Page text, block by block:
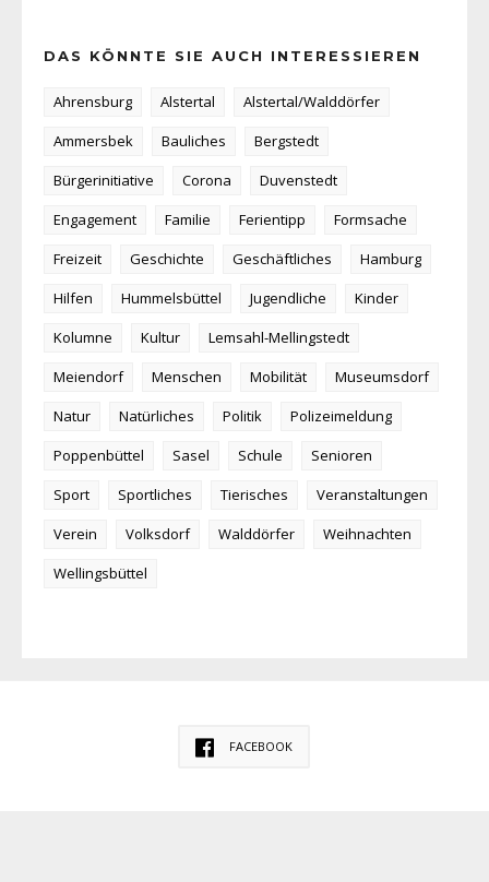
DAS KÖNNTE SIE AUCH INTERESSIEREN
Ahrensburg Alstertal
Alstertal/Walddörfer
Ammersbek
Bauliches
Bergstedt
Bürgerinitiative
Corona
Duvenstedt
Engagement
Familie Ferientipp
Formsache
Freizeit
Geschichte Geschäftliches
Hamburg
Hilfen
Hummelsbüttel Jugendliche
Kinder
Kolumne
Kultur
Lemsahl-Mellingstedt
Meiendorf
Menschen Mobilität
Museumsdorf
Natur
Natürliches Politik
Polizeimeldung
Poppenbüttel
Sasel Schule
Senioren
Sport
Sportliches Tierisches
Veranstaltungen
Verein
Volksdorf Walddörfer
Weihnachten
Wellingsbüttel
FACEBOOK